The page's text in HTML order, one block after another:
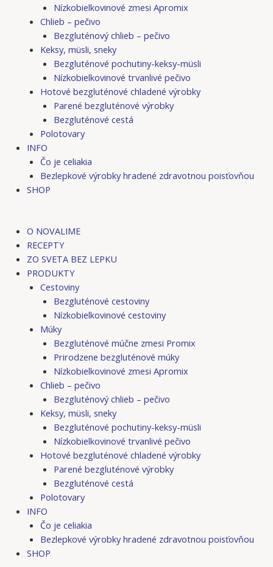
Nízkobielkovinové zmesi Apromix
Chlieb – pečivo
Bezgluténový chlieb – pečivo
Keksy, müsli, sneky
Bezgluténové pochutiny-keksy-müsli
Nízkobielkovinové trvanlivé pečivo
Hotové bezgluténové chladené výrobky
Parené bezgluténové výrobky
Bezgluténové cestá
Polotovary
INFO
Čo je celiakia
Bezlepkové výrobky hradené zdravotnou poisťovňou
SHOP
O NOVALIME
RECEPTY
ZO SVETA BEZ LEPKU
PRODUKTY
Cestoviny
Bezgluténové cestoviny
Nízkobielkovinové cestoviny
Múky
Bezgluténové múčne zmesi Promix
Prirodzene bezgluténové múky
Nízkobielkovinové zmesi Apromix
Chlieb – pečivo
Bezgluténový chlieb – pečivo
Keksy, müsli, sneky
Bezgluténové pochutiny-keksy-müsli
Nízkobielkovinové trvanlivé pečivo
Hotové bezgluténové chladené výrobky
Parené bezgluténové výrobky
Bezgluténové cestá
Polotovary
INFO
Čo je celiakia
Bezlepkové výrobky hradené zdravotnou poisťovňou
SHOP